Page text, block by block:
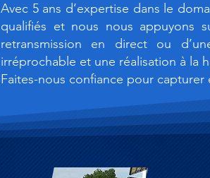
Avec 5 ans d’expertise dans le
qualifiés et nous nous appuyons
retransmission en direct ou
irréprochable et une réalisation à la
Faites-nous confiance pour